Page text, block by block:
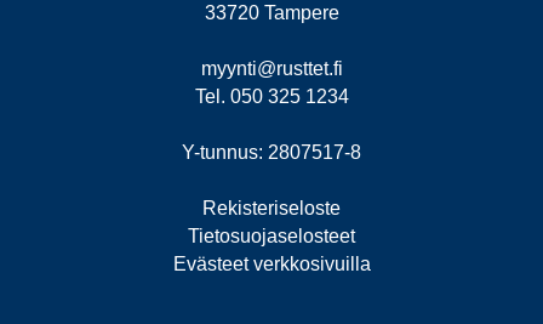
33720 Tampere
myynti@rusttet.fi
Tel. 050 325 1234
Y-tunnus: 2807517-8
Rekisteriseloste
Tietosuojaselosteet
Evästeet verkkosivuilla